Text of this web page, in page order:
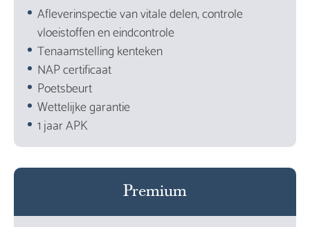
Afleverinspectie van vitale delen, controle
vloeistoffen en eindcontrole
Tenaamstelling kenteken
NAP certificaat
Poetsbeurt
Wettelijke garantie
1 jaar APK
Premium